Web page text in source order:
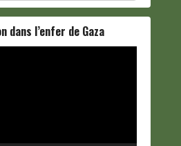
dans l’enfer de Gaza